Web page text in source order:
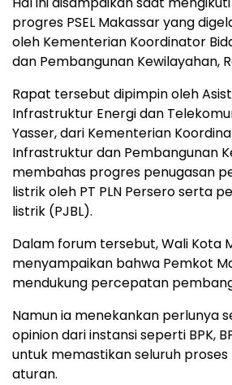
progres PSEL Makassar yang
oleh Kementerian Koordinator
dan Pembangunan Kewilayahan,
Rapat tersebut dipimpin oleh
Infrastruktur Energi dan
Yasser, dari Kementerian
Infrastruktur dan Pembangunan
membahas progres penugasan
listrik oleh PT PLN Persero serta
listrik (PJBL).
Dalam forum tersebut, Wali Kota
menyampaikan bahwa Pemkot
mendukung percepatan
Namun ia menekankan perlunya
opinion dari instansi seperti BPK,
untuk memastikan seluruh proses
aturan.